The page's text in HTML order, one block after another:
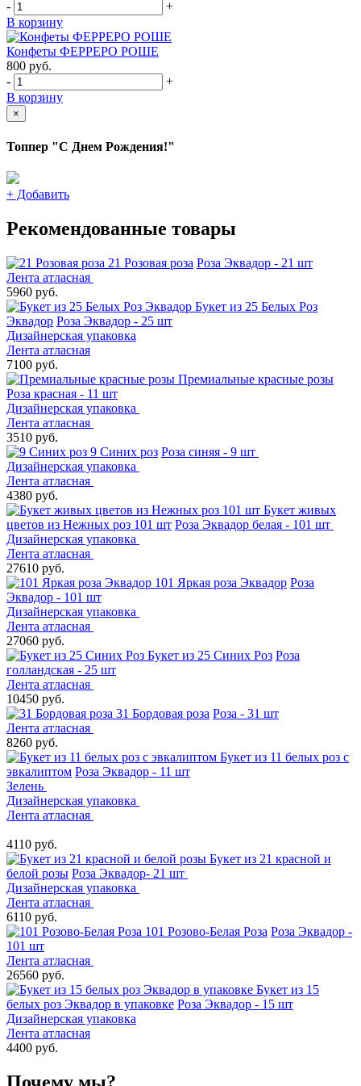
-
+
В корзину
Конфеты ФЕРРЕРО РОШЕ
800 руб.
-
+
В корзину
×
Топпер "С Днем Рождения!"
+ Добавить
Рекомендованные товары
21 Розовая роза Роза Эквадор - 21 шт
Лента атласная
5960 руб.
Букет из 25 Белых Роз
Эквадор Роза Эквадор - 25 шт
Дизайнерская упаковка
Лента атласная
7100 руб.
Премиальные красные розы
Роза красная - 11 шт
Дизайнерская упаковка
Лента атласная
3510 руб.
9 Синих роз Роза синяя - 9 шт
Дизайнерская упаковка
Лента атласная
4380 руб.
Букет живых
цветов из Нежных роз 101 шт Роза Эквадор белая - 101 шт
Дизайнерская упаковка
Лента атласная
27610 руб.
101 Яркая роза Эквадор Роза
Эквадор - 101 шт
Дизайнерская упаковка
Лента атласная
27060 руб.
Букет из 25 Синих Роз Роза
голландская - 25 шт
Лента атласная
10450 руб.
31 Бордовая роза Роза - 31 шт
Лента атласная
8260 руб.
Букет из 11 белых роз с
эвкалиптом Роза Эквадор - 11 шт
Зелень
Дизайнерская упаковка
Лента атласная
4110 руб.
Букет из 21 красной и
белой розы Роза Эквадор- 21 шт
Дизайнерская упаковка
Лента атласная
6110 руб.
101 Розово-Белая Роза Роза Эквадор -
101 шт
Лента атласная
26560 руб.
Букет из 15
белых роз Эквадор в упаковке Роза Эквадор - 15 шт
Дизайнерская упаковка
Лента атласная
4400 руб.
Почему мы?